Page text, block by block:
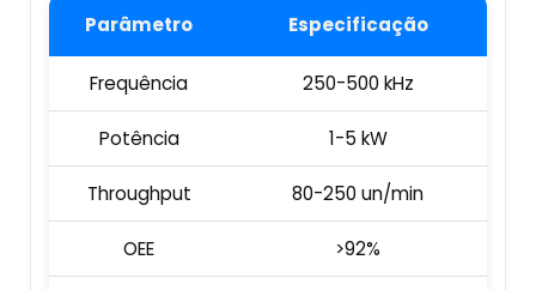
Embaladora E Seladora
Esteira Coletora
Dosadora Para Grãos
Máquina Seladora Automática
Máquina Seladora De Alimentos
Datador Inkjet Manual
Datador Jato De Tinta
Parâmetro Especificação
Frequência 250-500 kHz
Potência 1-5 kW
Throughput 80-250 un/min
OEE >92%